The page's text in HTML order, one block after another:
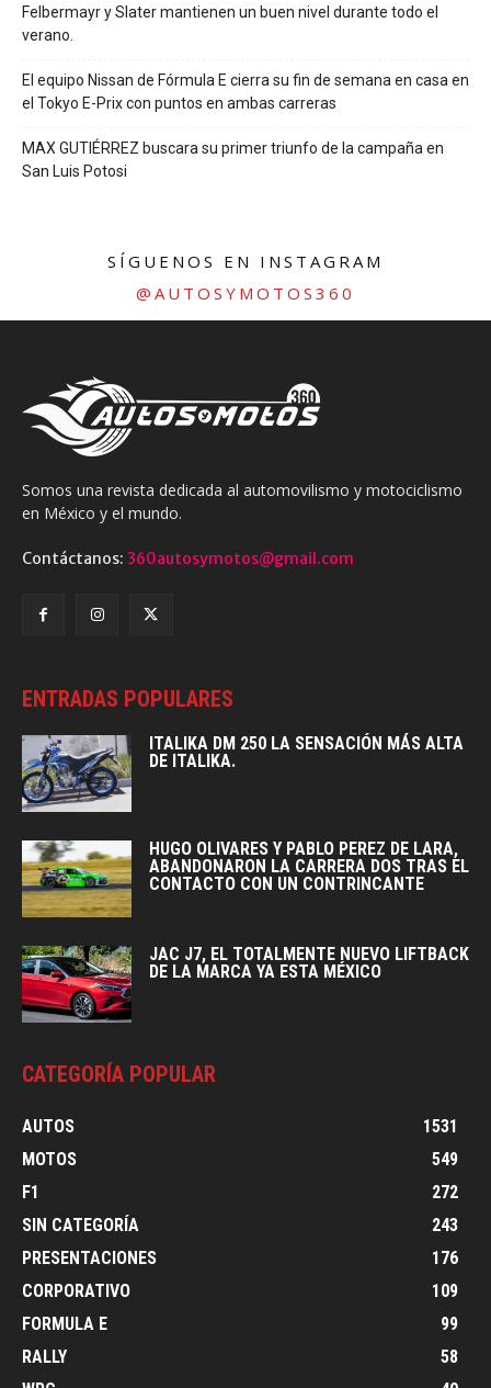
Felbermayr y Slater mantienen un buen nivel durante todo el
verano.
El equipo Nissan de Fórmula E cierra su fin de semana en casa en
el Tokyo E-Prix con puntos en ambas carreras
MAX GUTIÉRREZ buscara su primer triunfo de la campaña en
San Luis Potosi
SÍGUENOS EN INSTAGRAM
@AUTOSYMOTOS360
Somos una revista dedicada al automovilismo y motociclismo
en México y el mundo.
Contáctanos: 360autosymotos@gmail.com
ENTRADAS POPULARES
ITALIKA DM 250 LA SENSACIÓN MÁS ALTA
DE ITALIKA.
HUGO OLIVARES Y PABLO PEREZ DE LARA,
ABANDONARON LA CARRERA DOS TRAS EL
CONTACTO CON UN CONTRINCANTE
JAC J7, EL TOTALMENTE NUEVO LIFTBACK
DE LA MARCA YA ESTA MÉXICO
CATEGORÍA POPULAR
AUTOS
1531
MOTOS
549
F1
272
SIN CATEGORÍA
243
PRESENTACIONES
176
CORPORATIVO
109
FORMULA E
99
RALLY
58